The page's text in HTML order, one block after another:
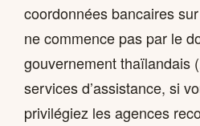
coordonnées bancaires
ne commence pas par le
gouvernement thaïlandais
services d’assistance, si
privilégiez les agences